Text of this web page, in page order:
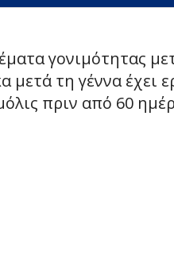
γονιμότητας
μετά τη γέννα
πριν από 60